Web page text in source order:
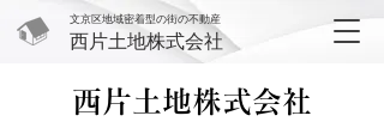
文京区地域密着型の街の不動産
西片土地株式会社
西片土地株式会社